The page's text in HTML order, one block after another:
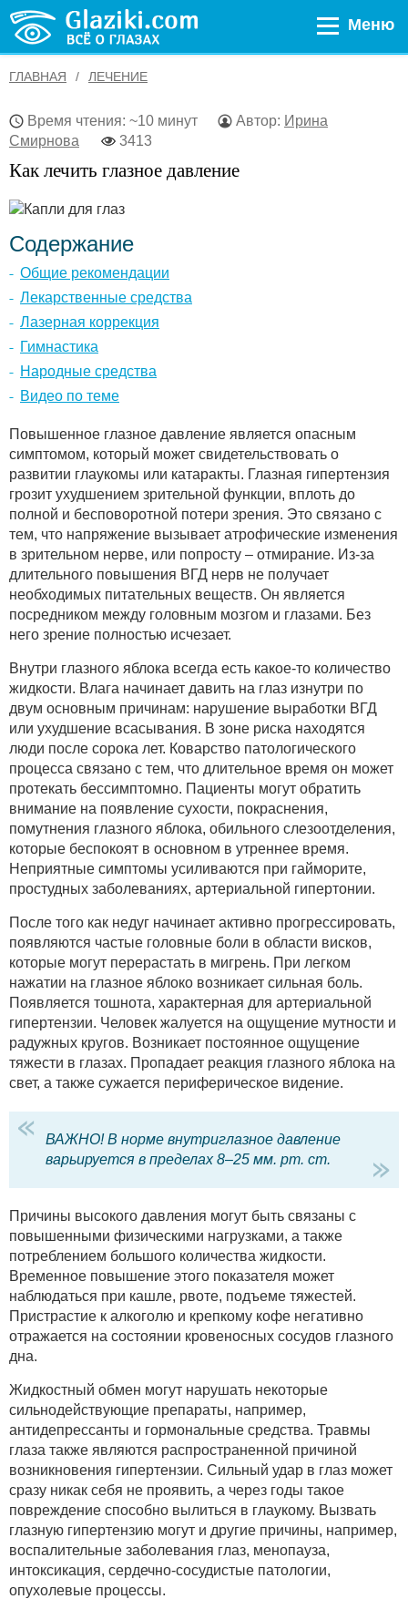
Меню
ГЛАВНАЯ ЛЕЧЕНИЕ
Время чтения: ~10 минут Автор: Ирина
Смирнова
3413
Как лечить глазное давление
Содержание
Общие рекомендации
Лекарственные средства
Лазерная коррекция
Гимнастика
Народные средства
Видео по теме
Повышенное глазное давление является опасным
симптомом, который может свидетельствовать о
развитии глаукомы или катаракты. Глазная гипертензия
грозит ухудшением зрительной функции, вплоть до
полной и бесповоротной потери зрения. Это связано с
тем, что напряжение вызывает атрофические изменения
в зрительном нерве, или попросту – отмирание. Из-за
длительного повышения ВГД нерв не получает
необходимых питательных веществ. Он является
посредником между головным мозгом и глазами. Без
него зрение полностью исчезает.
Внутри глазного яблока всегда есть какое-то количество
жидкости. Влага начинает давить на глаз изнутри по
двум основным причинам: нарушение выработки ВГД
или ухудшение всасывания. В зоне риска находятся
люди после сорока лет. Коварство патологического
процесса связано с тем, что длительное время он может
протекать бессимптомно. Пациенты могут обратить
внимание на появление сухости, покраснения,
помутнения глазного яблока, обильного слезоотделения,
которые беспокоят в основном в утреннее время.
Неприятные симптомы усиливаются при гайморите,
простудных заболеваниях, артериальной гипертонии.
После того как недуг начинает активно прогрессировать,
появляются частые головные боли в области висков,
которые могут перерастать в мигрень. При легком
нажатии на глазное яблоко возникает сильная боль.
Появляется тошнота, характерная для артериальной
гипертензии. Человек жалуется на ощущение мутности и
радужных кругов. Возникает постоянное ощущение
тяжести в глазах. Пропадает реакция глазного яблока на
свет, а также сужается периферическое видение.
ВАЖНО! В норме внутриглазное давление
варьируется в пределах 8–25 мм. рт. ст.
Причины высокого давления могут быть связаны с
повышенными физическими нагрузками, а также
потреблением большого количества жидкости.
Временное повышение этого показателя может
наблюдаться при кашле, рвоте, подъеме тяжестей.
Пристрастие к алкоголю и крепкому кофе негативно
отражается на состоянии кровеносных сосудов глазного
дна.
Жидкостный обмен могут нарушать некоторые
сильнодействующие препараты, например,
антидепрессанты и гормональные средства. Травмы
глаза также являются распространенной причиной
возникновения гипертензии. Сильный удар в глаз может
сразу никак себя не проявить, а через годы такое
повреждение способно вылиться в глаукому. Вызвать
глазную гипертензию могут и другие причины, например,
воспалительные заболевания глаз, менопауза,
интоксикация, сердечно-сосудистые патологии,
опухолевые процессы.